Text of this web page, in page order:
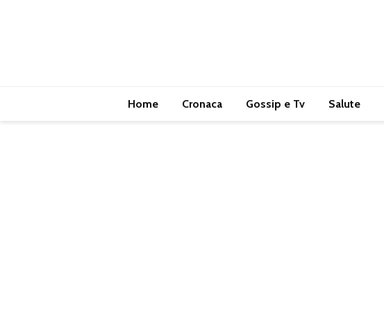
Home Cronaca Gossip e Tv Salute